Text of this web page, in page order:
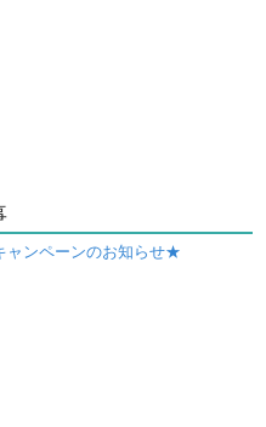
ンペーンのお知らせ★